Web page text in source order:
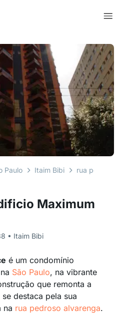
Maximum
• Itaim Bibi
é um condomínio
São Paulo, na vibrante
que remonta a
destaca pela sua
na rua pedroso alvarenga.
Paulo Itaim Bibi rua pedroso